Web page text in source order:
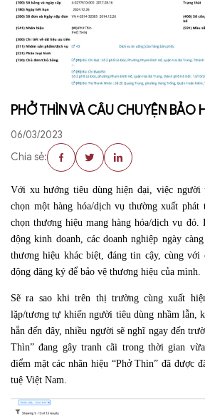
PHỞ THÌN VÀ CÂU CHUYỆN BẢO
06/03/2023
Chia sẻ:
Với xu hướng tiêu dùng hiện đại, việc người
chọn một hàng hóa/dịch vụ thường xuất
chọn thương hiệu mang hàng hóa/dịch vụ đó.
động kinh doanh, các doanh nghiệp ngày
thương hiệu khác biệt, đáng tin cậy, cùng
động đăng ký để bảo vệ thương hiệu của mình.
Sẽ ra sao khi trên thị trường cùng xuất
lặp/tương tự khiến người tiêu dùng nhầm lẫn,
hẳn đến đây, nhiều người sẽ nghĩ ngay đến
Thìn” đang gây tranh cãi trong thời gian
điểm mặt các nhãn hiệu “Phở Thìn” đã được
tuệ Việt Nam.